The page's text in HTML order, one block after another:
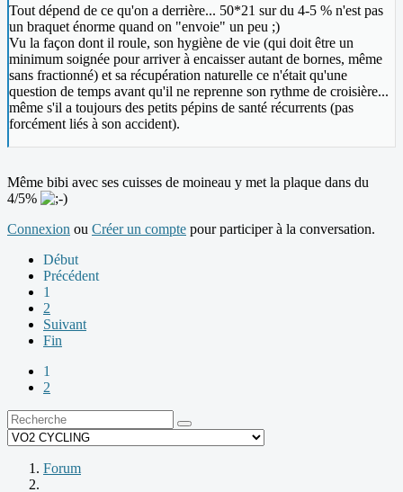
Tout dépend de ce qu'on a derrière... 50*21 sur du 4-5 % n'est pas
un braquet énorme quand on "envoie" un peu ;)
Vu la façon dont il roule, son hygiène de vie (qui doit être un
minimum soignée pour arriver à encaisser autant de bornes, même
sans fractionné) et sa récupération naturelle ce n'était qu'une
question de temps avant qu'il ne reprenne son rythme de croisière...
même s'il a toujours des petits pépins de santé récurrents (pas
forcément liés à son accident).
Même bibi avec ses cuisses de moineau y met la plaque dans du
4/5%
Connexion ou Créer un compte pour participer à la conversation.
Début
Précédent
1
2
Suivant
Fin
1
2
Forum